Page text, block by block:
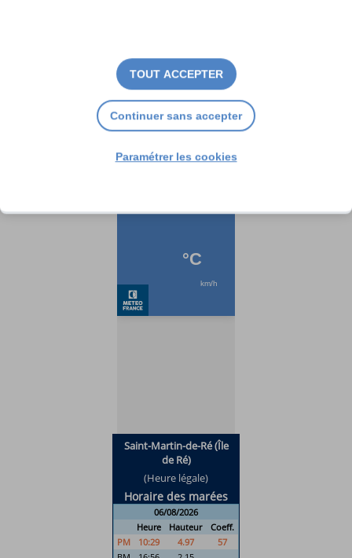
TOUT ACCEPTER
Continuer sans accepter
Paramétrer les cookies